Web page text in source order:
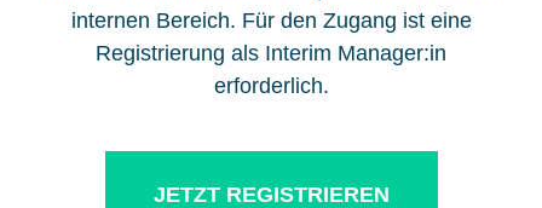
internen Bereich. Für den Zugang ist eine
Registrierung als Interim Manager:in
erforderlich.
JETZT REGISTRIEREN